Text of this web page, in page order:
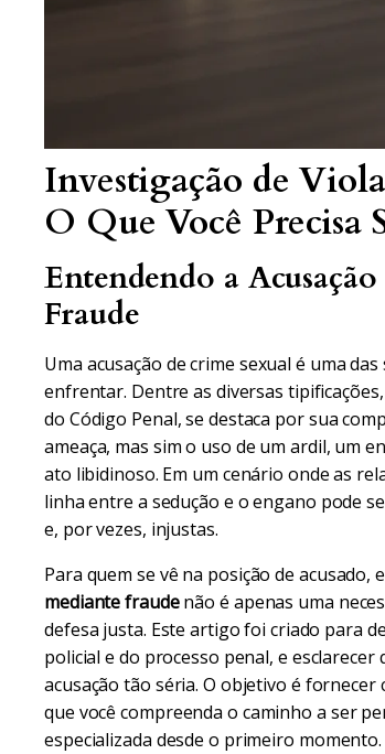
Investigação de
O Que Você Precisa
Entendendo a
Fraude
Uma acusação de crime sexual é uma
enfrentar. Dentre as diversas
do Código Penal, se destaca por sua
ameaça, mas sim o uso de um ardil, um
ato libidinoso. Em um cenário onde as
linha entre a sedução e o engano pode
e, por vezes, injustas.
Para quem se vê na posição de
mediante fraudenão é apenas uma
defesa justa. Este artigo foi criado para
policial e do processo penal, e
acusação tão séria. O objetivo é
que você compreenda o caminho a ser
especializada desde o primeiro momento.